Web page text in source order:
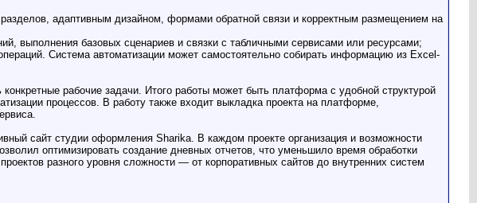
разделов, адаптивным дизайном, формами обратной связи и корректным размещением на
выполнения базовых сценариев и связки с табличными сервисами или ресурсами;
Система автоматизации может самостоятельно собирать информацию из Excel-
рабочие задачи. Итого работы может быть платформа с удобной структурой
процессов. В работу также входит выкладка проекта на платформе,
сайт студии оформления Sharika. В каждом проекте организация и возможности
оптимизировать создание дневных отчетов, что уменьшило время обработки
разного уровня сложности — от корпоративных сайтов до внутренних систем